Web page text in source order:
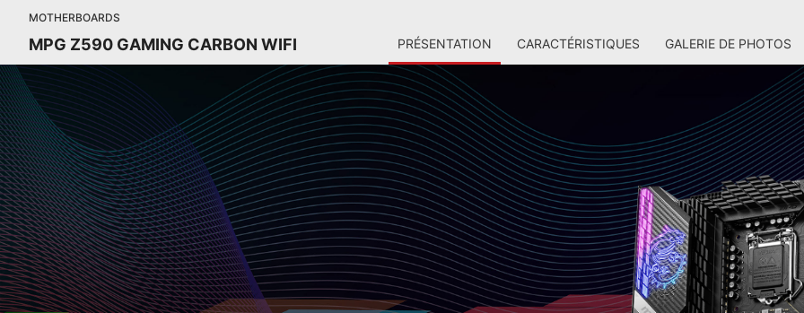
MOTHERBOARDS
MPG Z590 GAMING CARBON WIFI PRÉSENTATION CARACTÉRISTIQUES GALERIE DE PHOTOS